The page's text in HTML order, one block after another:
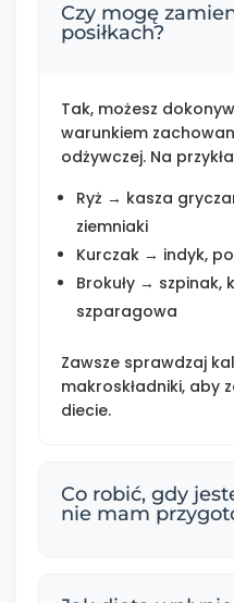
Czy mogę
posiłkach?
Tak, możesz
warunkiem
odżywczej. Na
Ryż → kasza
ziemniaki
Kurczak → indyk,
Brokuły → szpinak,
szparagowa
Zawsze sprawdzaj
makroskładniki, aby
diecie.
Co robić, gdy
nie mam